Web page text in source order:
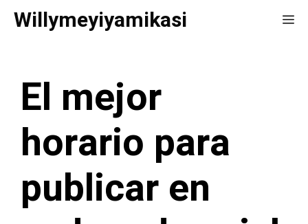
Saltar
Willymeyiyamikasi
El mejor
horario para
publicar en